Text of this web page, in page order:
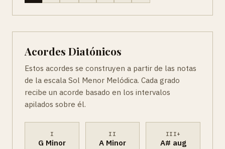
Acordes Diatónicos
Estos acordes se construyen a partir de las notas
de la escala Sol Menor Melódica. Cada grado
recibe un acorde basado en los intervalos
apilados sobre él.
I
G Minor
II
A Minor
III+
A# aug